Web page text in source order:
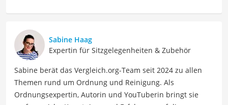
Sabine Haag
Expertin für Sitzgelegenheiten & Zubehör
Sabine berät das Vergleich.org-Team seit 2024 zu allen
Themen rund um Ordnung und Reinigung. Als
Ordnungsexpertin, Autorin und YouTuberin bringt sie